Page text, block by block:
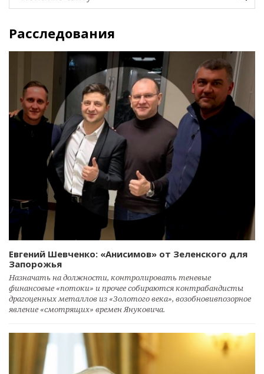
Расследования
Евгений Шевченко: «Анисимов» от Зеленского для
Запорожья
Назначать на должности, контролировать теневые
финансовые «потоки» и прочее собираются контрабандисты
драгоценных металлов из «Золотого века», возобновивпозорное
явление «смотрящих» времен Януковича.